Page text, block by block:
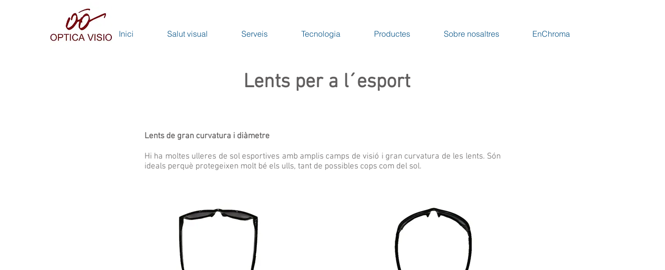
Inici Salut visual Serveis Tecnologia Productes Sobre nosaltres EnChroma
Lents per a l´esport
Lents de gran curvatura i diàmetre
Hi ha moltes ulleres de sol esportives amb amplis camps de visió i gran curvatura de les lents. Són
ideals perquè protegeixen molt bé els ulls, tant de possibles cops com del sol.